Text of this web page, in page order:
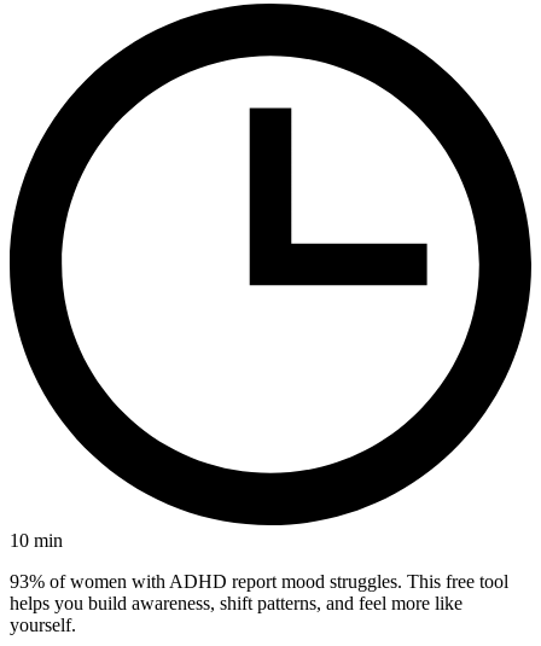
10 min
93% of women with ADHD report mood struggles. This free tool
helps you build awareness, shift patterns, and feel more like
yourself.